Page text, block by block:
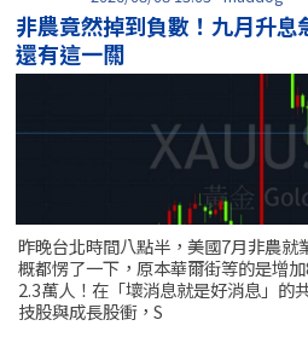
非農竟然掉到負數！九月升
還有這一關
昨晚台北時間八點半，美國7月非農就
概都愣了一下，原本華爾街等的是增
2.3萬人！在「壞消息就是好消息」的
技股與成長股衝，S